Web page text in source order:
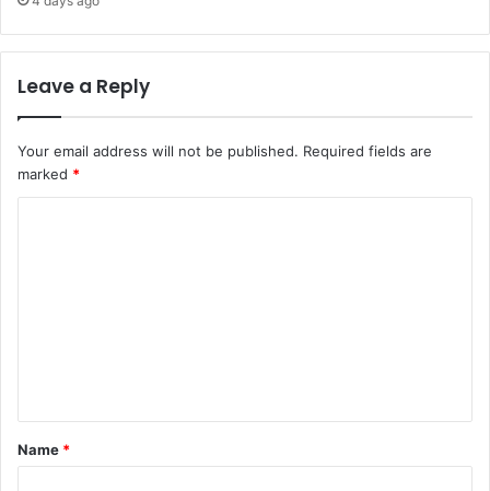
Leave a Reply
Your email address will not be published. Required fields are
marked *
*
Name *